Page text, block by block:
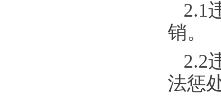
2.1
销。
2.2
法惩